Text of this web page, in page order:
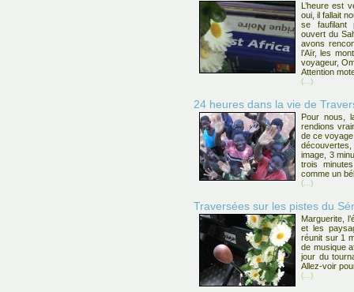
L’heure est
oui, il fallait
se faufilant
ouvert du
avons
l’Aïr, les
voyageur,
Attention
(...)
24 heures dans la vie de
Pour nous,
rendions
de ce
image, 3
trois
comme un
(...)
Traversées sur les pistes du
Marguerite,
et les
réunit sur 1
de musique
jour du
Allez-voir
(...)